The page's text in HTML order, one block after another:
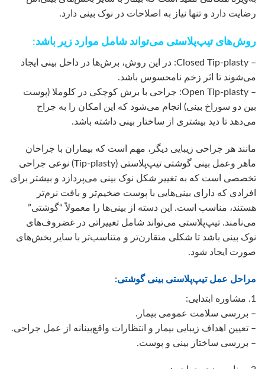
رضایت دارد و تنها نیاز به اصلاحات در نوک بینی دارد.
روش‌های تیپ‌پلاستی می‌تواند شامل موارد زیر باشد:
– Closed Tip-plasty: در این روش، برش‌ها در داخل بینی ایجاد
می‌شوند تا اثر زخم نامحسوس باشد.
– Open Tip-plasty: جراحی با برش کوچکی در کلوملا (پوست
بین دو سوراخ بینی) انجام می‌شود که این امکان را به جراح
می‌دهد تا دید بیشتری از ساختار بینی داشته باشد.
مانند هر جراحی زیبایی دیگر، مهم است که بیماران با جراحان
ماهر وعمل بینی گوشتی تیپ‌پلاستی (Tip-plasty) نوعی جراحی
تخصصی است که به تغییر شکل نوک بینی می‌پردازد و بیشتر برای
افرادی که دارای بینی‌هایی با پوست ضخیم‌تر و بافت نرم‌تر
هستند، مناسب است. این دسته از بینی‌ها را معمولاً “گوشتی”
می‌نامند. تیپ‌پلاستی می‌تواند شامل تغییراتی در غضروف‌های
نوک بینی باشد تا شکلی متقارن‌تر و متناسب‌تر با سایر بخش‌های
صورت ایجاد شود.
مراحل عمل تیپ‌پلاستی بینی گوشتی:
1. مشاوره ابتدایی:
– بررسی سلامت عمومی بیمار.
– تعیین اهداف زیبایی بیمار و انتظارات واقع‌بینانه از عمل جراحی.
– بررسی ساختار بینی و پوست.